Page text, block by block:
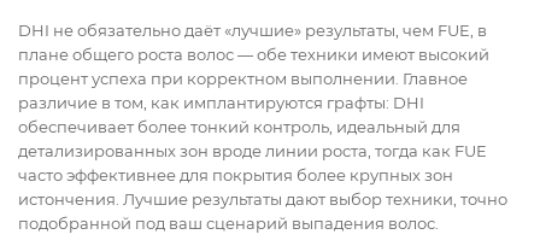
DHI не обязательно даёт «лучшие» результаты, чем FUE, в
плане общего роста волос — обе техники имеют высокий
процент успеха при корректном выполнении. Главное
различие в том, как имплантируются графты: DHI
обеспечивает более тонкий контроль, идеальный для
детализированных зон вроде линии роста, тогда как FUE
часто эффективнее для покрытия более крупных зон
истончения. Лучшие результаты дают выбор техники, точно
подобранной под ваш сценарий выпадения волос.